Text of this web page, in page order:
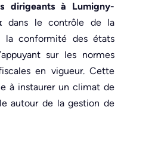
dirigeants à Lumigny-
dans le contrôle de la
la conformité des états
sur les normes
en vigueur. Cette
à instaurer un climat de
autour de la gestion de